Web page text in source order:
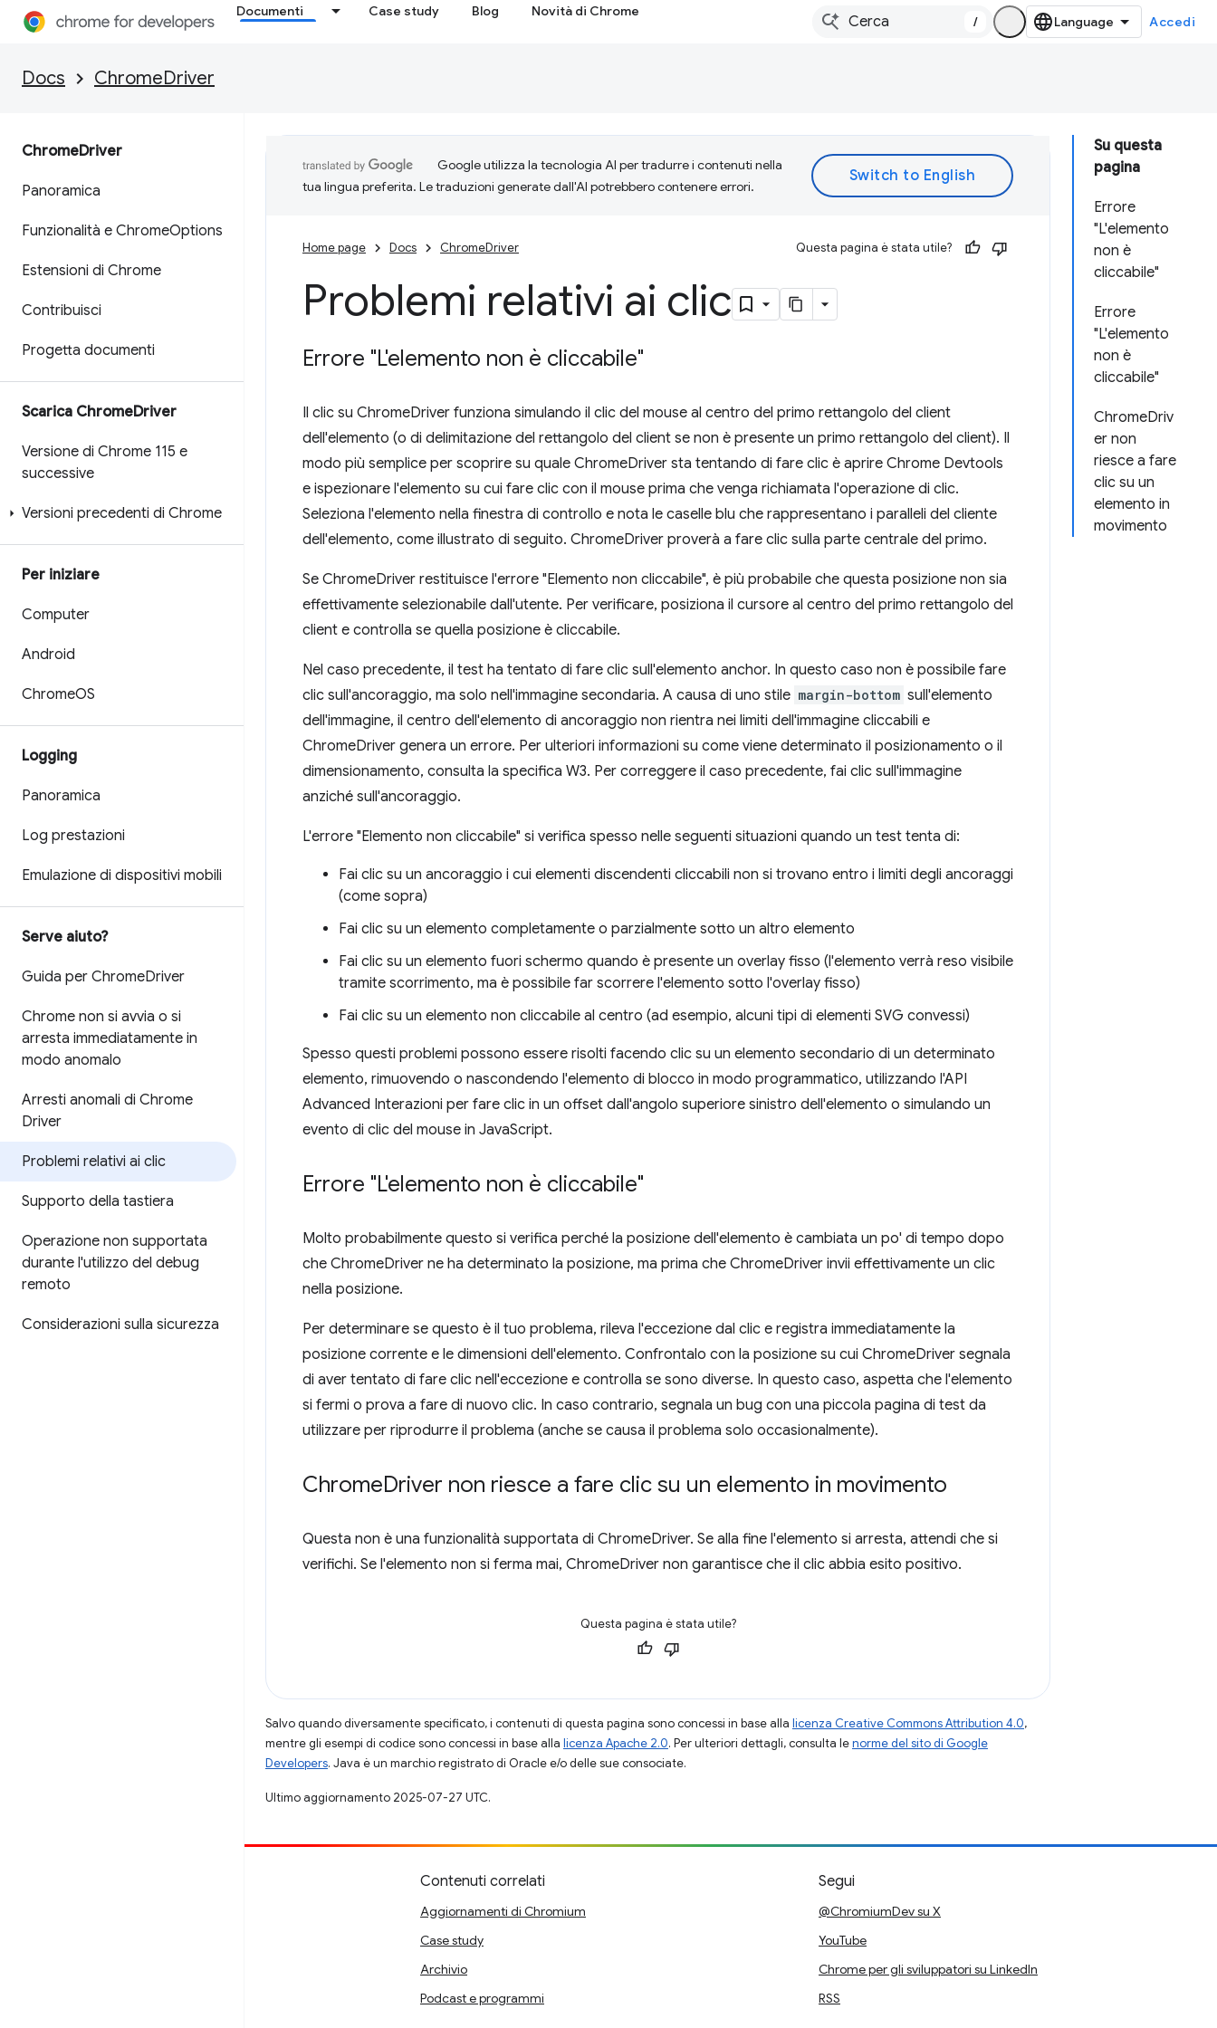
Documenti Case study Blog Novità di Chrome
/ Accedi
Docs ChromeDriver
ChromeDriver
Panoramica
Funzionalità e ChromeOptions
Estensioni di Chrome
Contribuisci
Progetta documenti
Scarica ChromeDriver
Versione di Chrome 115 e
successive
Versioni precedenti di Chrome
Per iniziare
Computer
Android
ChromeOS
Logging
Panoramica
Log prestazioni
Emulazione di dispositivi mobili
Serve aiuto?
Guida per ChromeDriver
Chrome non si avvia o si
arresta immediatamente in
modo anomalo
Arresti anomali di Chrome
Driver
Problemi relativi ai clic
Supporto della tastiera
Operazione non supportata
durante l'utilizzo del debug
remoto
Considerazioni sulla sicurezza
Su questa
pagina
Errore
"L'elemento
non è
cliccabile"
Errore
"L'elemento
non è
cliccabile"
ChromeDriv
er non
riesce a fare
clic su un
elemento in
movimento
Google utilizza la tecnologia AI per tradurre i contenuti nella
tua lingua preferita. Le traduzioni generate dall'AI potrebbero contenere errori.
Home page Docs ChromeDriver Questa pagina è stata utile?
Problemi relativi ai clic
Errore "L'elemento non è cliccabile"
Il clic su ChromeDriver funziona simulando il clic del mouse al centro del primo rettangolo del client
dell'elemento (o di delimitazione del rettangolo del client se non è presente un primo rettangolo del client). Il
modo più semplice per scoprire su quale ChromeDriver sta tentando di fare clic è aprire Chrome Devtools
e ispezionare l'elemento su cui fare clic con il mouse prima che venga richiamata l'operazione di clic.
Seleziona l'elemento nella finestra di controllo e nota le caselle blu che rappresentano i paralleli del cliente
dell'elemento, come illustrato di seguito. ChromeDriver proverà a fare clic sulla parte centrale del primo.
Se ChromeDriver restituisce l'errore "Elemento non cliccabile", è più probabile che questa posizione non sia
effettivamente selezionabile dall'utente. Per verificare, posiziona il cursore al centro del primo rettangolo del
client e controlla se quella posizione è cliccabile.
Nel caso precedente, il test ha tentato di fare clic sull'elemento anchor. In questo caso non è possibile fare
clic sull'ancoraggio, ma solo nell'immagine secondaria. A causa di uno stile margin-bottom sull'elemento
dell'immagine, il centro dell'elemento di ancoraggio non rientra nei limiti dell'immagine cliccabili e
ChromeDriver genera un errore. Per ulteriori informazioni su come viene determinato il posizionamento o il
dimensionamento, consulta la specifica W3. Per correggere il caso precedente, fai clic sull'immagine
anziché sull'ancoraggio.
L'errore "Elemento non cliccabile" si verifica spesso nelle seguenti situazioni quando un test tenta di:
Fai clic su un ancoraggio i cui elementi discendenti cliccabili non si trovano entro i limiti degli ancoraggi
(come sopra)
Fai clic su un elemento completamente o parzialmente sotto un altro elemento
Fai clic su un elemento fuori schermo quando è presente un overlay fisso (l'elemento verrà reso visibile
tramite scorrimento, ma è possibile far scorrere l'elemento sotto l'overlay fisso)
Fai clic su un elemento non cliccabile al centro (ad esempio, alcuni tipi di elementi SVG convessi)
Spesso questi problemi possono essere risolti facendo clic su un elemento secondario di un determinato
elemento, rimuovendo o nascondendo l'elemento di blocco in modo programmatico, utilizzando l'API
Advanced Interazioni per fare clic in un offset dall'angolo superiore sinistro dell'elemento o simulando un
evento di clic del mouse in JavaScript.
Errore "L'elemento non è cliccabile"
Molto probabilmente questo si verifica perché la posizione dell'elemento è cambiata un po' di tempo dopo
che ChromeDriver ne ha determinato la posizione, ma prima che ChromeDriver invii effettivamente un clic
nella posizione.
Per determinare se questo è il tuo problema, rileva l'eccezione dal clic e registra immediatamente la
posizione corrente e le dimensioni dell'elemento. Confrontalo con la posizione su cui ChromeDriver segnala
di aver tentato di fare clic nell'eccezione e controlla se sono diverse. In questo caso, aspetta che l'elemento
si fermi o prova a fare di nuovo clic. In caso contrario, segnala un bug con una piccola pagina di test da
utilizzare per riprodurre il problema (anche se causa il problema solo occasionalmente).
ChromeDriver non riesce a fare clic su un elemento in movimento
Questa non è una funzionalità supportata di ChromeDriver. Se alla fine l'elemento si arresta, attendi che si
verifichi. Se l'elemento non si ferma mai, ChromeDriver non garantisce che il clic abbia esito positivo.
Questa pagina è stata utile?
Salvo quando diversamente specificato, i contenuti di questa pagina sono concessi in base alla licenza Creative Commons Attribution 4.0,
mentre gli esempi di codice sono concessi in base alla licenza Apache 2.0. Per ulteriori dettagli, consulta lenorme del sito di Google
Developers. Java è un marchio registrato di Oracle e/o delle sue consociate.
Ultimo aggiornamento 2025-07-27 UTC.
Contenuti correlati
Aggiornamenti di Chromium
Case study
Archivio
Podcast e programmi
Segui
@ChromiumDev su X
YouTube
Chrome per gli sviluppatori su LinkedIn
RSS